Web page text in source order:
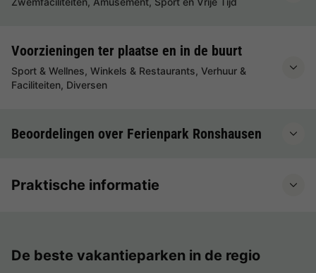
Voorzieningen ter plaatse en in de buurt
Sport & Wellnes, Winkels & Restaurants, Verhuur &
Faciliteiten, Diversen
Beoordelingen over Ferienpark Ronshausen
Praktische informatie
De beste vakantieparken in de regio